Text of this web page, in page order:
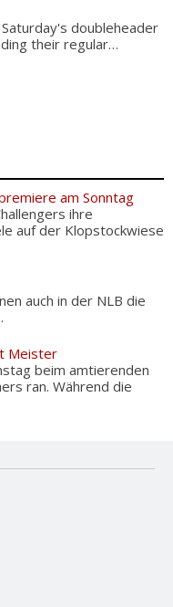
doubleheader
their regular…
am Sonntag
ihre
auf der Klopstockwiese
auch in der NLB die
Meister
beim amtierenden
ran. Während die